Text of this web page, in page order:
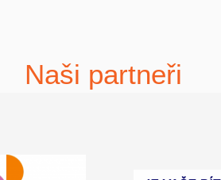
Naši partneři